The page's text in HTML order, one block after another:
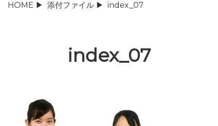
HOME ▶ 添付ファイル ▶ index_07
index_07